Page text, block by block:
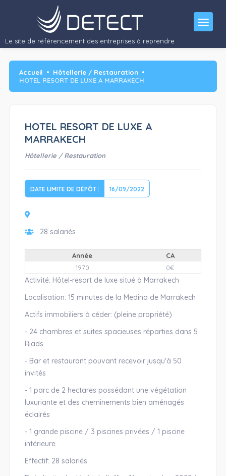
Le site de référencement des entreprises à reprendre
Accueil
Hôtellerie / Restauration
HOTEL RESORT DE LUXE A MARRAKECH
HOTEL RESORT DE LUXE A
MARRAKECH
Hôtellerie / Restauration
DATE LIMITE DE DÉPÔT : 16/09/2022
28 salariés
Année
CA
1970
0€
Activité: Hôtel-resort de luxe situé à Marrakech
Localisation: 15 minutes de la Medina de Marrakech
Actifs immobiliers à céder: (pleine propriété)
- 24 chambres et suites spacieuses réparties dans 5
Riads
- Bar et restaurant pouvant recevoir jusqu'à 50
invités
- 1 parc de 2 hectares possédant une végétation
luxuriante et des cheminements bien aménagés
éclairés
- 1 grande piscine / 3 piscines privées / 1 piscine
intérieure
Effectif: 28 salariés